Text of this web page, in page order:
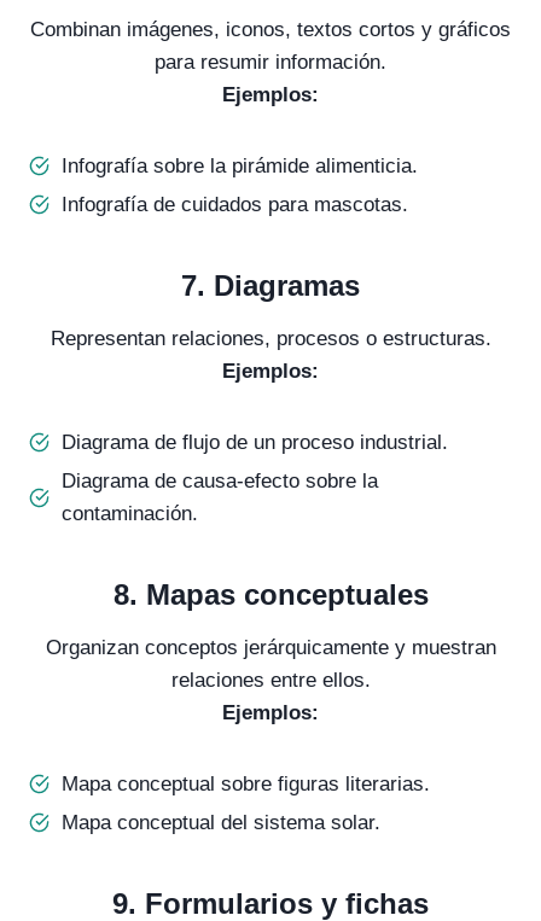
Combinan imágenes, iconos, textos cortos y gráficos
para resumir información.
Ejemplos:
Infografía sobre la pirámide alimenticia.
Infografía de cuidados para mascotas.
7. Diagramas
Representan relaciones, procesos o estructuras.
Ejemplos:
Diagrama de flujo de un proceso industrial.
Diagrama de causa-efecto sobre la
contaminación.
8. Mapas conceptuales
Organizan conceptos jerárquicamente y muestran
relaciones entre ellos.
Ejemplos:
Mapa conceptual sobre figuras literarias.
Mapa conceptual del sistema solar.
9. Formularios y fichas